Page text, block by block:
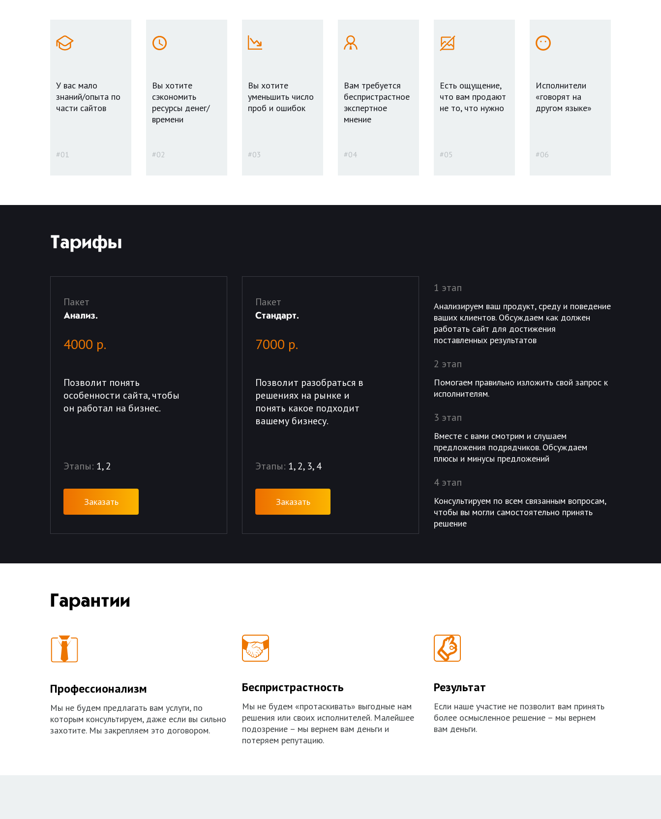
У вас мало
знаний/опыта по
части сайтов
#01
Вы хотите
сэкономить
ресурсы денег/
времени
#02
Вы хотите
уменьшить число
проб и ошибок
#03
Вам требуется
беспристрастное
экспертное
мнение
#04
Есть ощущение,
что вам продают
не то, что нужно
#05
Исполнители
«говорят на
другом языке»
#06
Тарифы
Пакет
Анализ.
4000 р.
Позволит понять
особенности сайта, чтобы
он работал на бизнес.
Этапы: 1, 2
Заказать
Пакет
Стандарт.
7000 р.
Позволит разобраться в
решениях на рынке и
понять какое подходит
вашему бизнесу.
Этапы: 1, 2, 3, 4
Заказать
1 этап
Анализируем ваш продукт, среду и поведение
ваших клиентов. Обсуждаем как должен
работать сайт для достижения
поставленных результатов
2 этап
Помогаем правильно изложить свой запрос к
исполнителям.
3 этап
Вместе с вами смотрим и слушаем
предложения подрядчиков. Обсуждаем
плюсы и минусы предложений
4 этап
Консультируем по всем связанным вопросам,
чтобы вы могли самостоятельно принять
решение
Гарантии
Профессионализм
Мы не будем предлагать вам услуги, по
которым консультируем, даже если вы сильно
захотите. Мы закрепляем это договором.
Беспристрастность
Мы не будем «протаскивать» выгодные нам
решения или своих исполнителей. Малейшее
подозрение – мы вернем вам деньги и
потеряем репутацию.
Результат
Если наше участие не позволит вам принять
более осмысленное решение – мы вернем
вам деньги.